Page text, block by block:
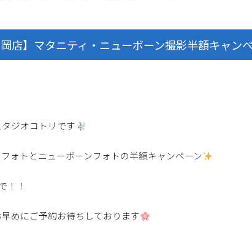
岡店】マタニティ・ニューボーン撮影半額キャン
ジオコトリです
ォトとニューボーンフォトの半額キャンペーン
！！
めにご予約お待ちしております